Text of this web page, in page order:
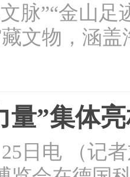
脉”“金山足
藏文物，涵
量”集体
25日电 （记